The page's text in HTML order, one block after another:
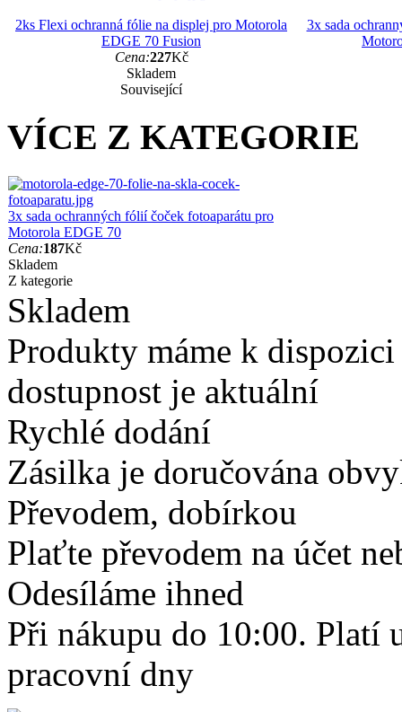
2ks Flexi ochranná fólie na displej pro Motorola
EDGE 70 Fusion
Cena:227Kč
Skladem
Související
3x sada
VÍCE Z KATEGORIE
3x sada ochranných fólií čoček fotoaparátu pro
Motorola EDGE 70
Cena:187Kč
Skladem
Z kategorie
Skladem
Produkty máme k
dostupnost je aktuální
Rychlé dodání
Zásilka je doručována
Převodem, dobírkou
Plaťte převodem na účet
Odesíláme ihned
Při nákupu do 10:00. Platí
pracovní dny